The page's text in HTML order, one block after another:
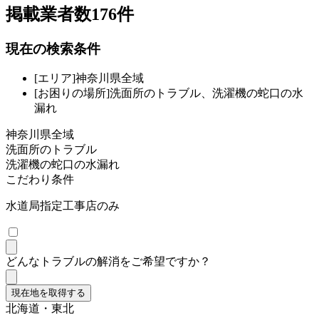
掲載業者数176件
現在の検索条件
[エリア]神奈川県全域
[お困りの場所]洗面所のトラブル、洗濯機の蛇口の水
漏れ
神奈川県全域
洗面所のトラブル
洗濯機の蛇口の水漏れ
こだわり条件
水道局指定工事店のみ
どんなトラブルの解消をご希望ですか？
現在地を取得する
北海道・東北